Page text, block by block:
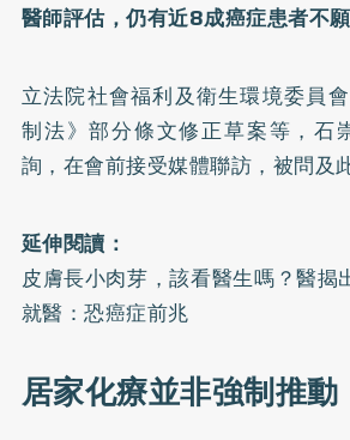
醫師評估，仍有近8成癌症患者不願
立法院社會福利及衛生環境委員
制法》部分條文修正草案等，石
詢，在會前接受媒體聯訪，被問及
延伸閱讀：
皮膚長小肉芽，該看醫生嗎？醫揭
就醫：恐癌症前兆
居家化療並非強制推動